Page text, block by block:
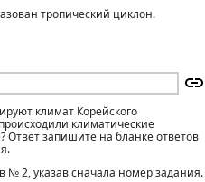
тропический циклон.
климат Корейского
климатические
Ответ запишите на бланке ответов
№ 2, указав сначала номер задания.